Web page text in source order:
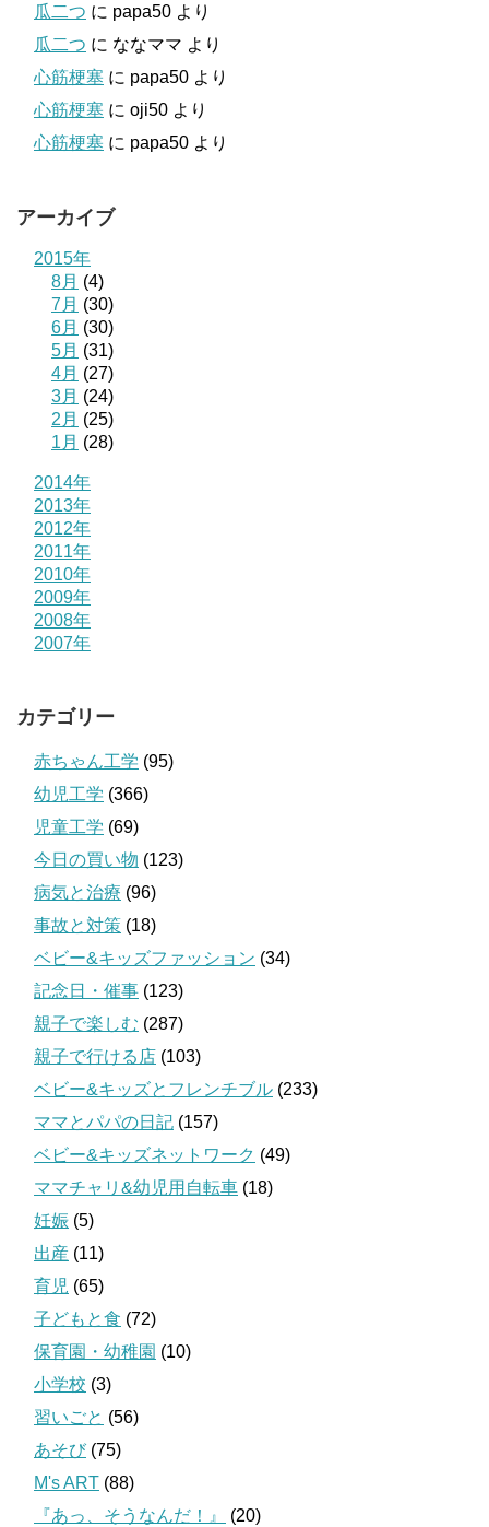
瓜二つ に papa50 より
瓜二つ に ななママ より
心筋梗塞 に papa50 より
心筋梗塞 に oji50 より
心筋梗塞 に papa50 より
アーカイブ
2015年
8月 (4)
7月 (30)
6月 (30)
5月 (31)
4月 (27)
3月 (24)
2月 (25)
1月 (28)
2014年
2013年
2012年
2011年
2010年
2009年
2008年
2007年
カテゴリー
赤ちゃん工学 (95)
幼児工学 (366)
児童工学 (69)
今日の買い物 (123)
病気と治療 (96)
事故と対策 (18)
ベビー&キッズファッション (34)
記念日・催事 (123)
親子で楽しむ (287)
親子で行ける店 (103)
ベビー&キッズとフレンチブル (233)
ママとパパの日記 (157)
ベビー&キッズネットワーク (49)
ママチャリ&幼児用自転車 (18)
妊娠 (5)
出産 (11)
育児 (65)
子どもと食 (72)
保育園・幼稚園 (10)
小学校 (3)
習いごと (56)
あそび(75)
M's ART (88)
『あっ、そうなんだ！』
(20)